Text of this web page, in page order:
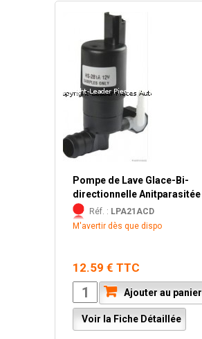
Pompe de Lave Glace-Bi-
directionnelle Anitparasitée
Réf. : LPA21ACD
M'avertir dès que dispo
12.59 € TTC
Ajouter au panier
Voir la Fiche Détaillée